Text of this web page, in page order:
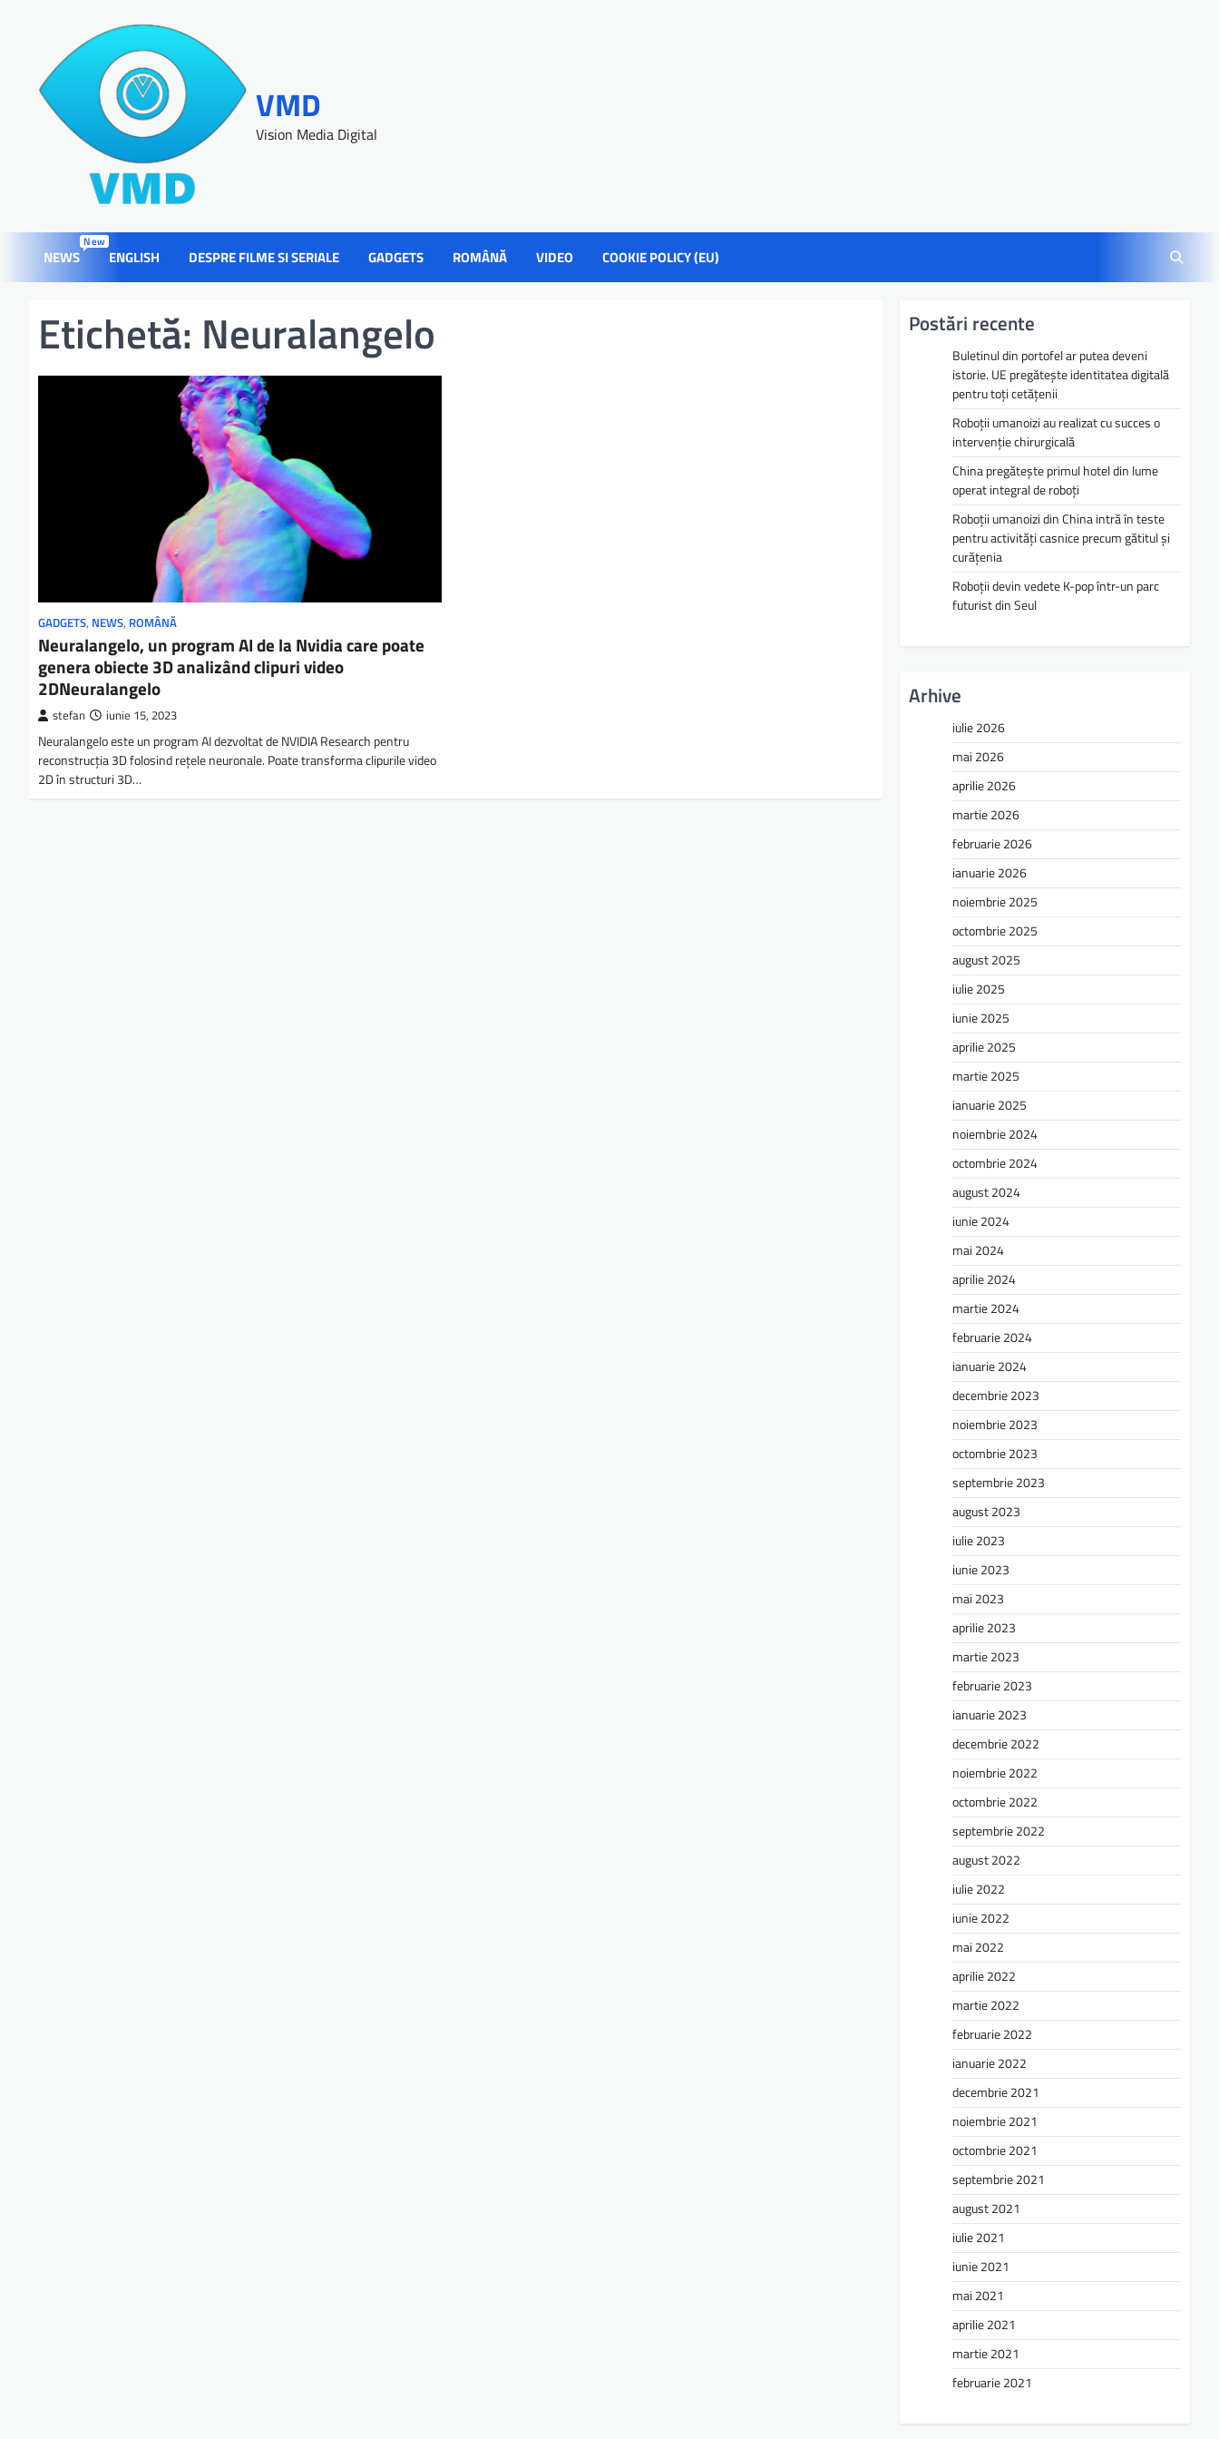
VMD
Vision Media Digital
NEWS
New
ENGLISH DESPRE FILME SI SERIALE GADGETS ROMÂNĂ VIDEO COOKIE POLICY (EU)
Etichetă: Neuralangelo
GADGETS, NEWS, ROMÂNĂ
Neuralangelo, un program AI de la Nvidia care poate
genera obiecte 3D analizând clipuri video
2DNeuralangelo
stefan iunie 15, 2023
Neuralangelo este un program AI dezvoltat de NVIDIA Research pentru
reconstrucția 3D folosind rețele neuronale. Poate transforma clipurile video
2D în structuri 3D…
Postări recente
Buletinul din portofel ar putea deveni
istorie. UE pregătește identitatea digitală
pentru toți cetățenii
Roboții umanoizi au realizat cu succes o
intervenție chirurgicală
China pregătește primul hotel din lume
operat integral de roboți
Roboții umanoizi din China intră în teste
pentru activități casnice precum gătitul și
curățenia
Roboții devin vedete K-pop într-un parc
futurist din Seul
Arhive
iulie 2026
mai 2026
aprilie 2026
martie 2026
februarie 2026
ianuarie 2026
noiembrie 2025
octombrie 2025
august 2025
iulie 2025
iunie 2025
aprilie 2025
martie 2025
ianuarie 2025
noiembrie 2024
octombrie 2024
august 2024
iunie 2024
mai 2024
aprilie 2024
martie 2024
februarie 2024
ianuarie 2024
decembrie 2023
noiembrie 2023
octombrie 2023
septembrie 2023
august 2023
iulie 2023
iunie 2023
mai 2023
aprilie 2023
martie 2023
februarie 2023
ianuarie 2023
decembrie 2022
noiembrie 2022
octombrie 2022
septembrie 2022
august 2022
iulie 2022
iunie 2022
mai 2022
aprilie 2022
martie 2022
februarie 2022
ianuarie 2022
decembrie 2021
noiembrie 2021
octombrie 2021
septembrie 2021
august 2021
iulie 2021
iunie 2021
mai 2021
aprilie 2021
martie 2021
februarie 2021